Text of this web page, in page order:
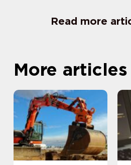
Read more
More articles